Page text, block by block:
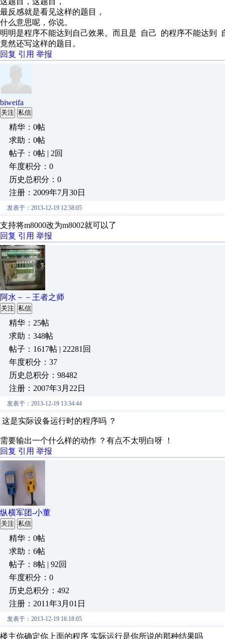
最反感就是看见这样的题目，
什么意思呢，你说。
明明是程序不能达到自己效果。而且是 自己 的程序不能达到
竟然还写这样的题目。
回复 引用 举报
biweifa
关注 私信
精华：0帖
求助：0帖
帖子：0帖 | 2回
年度积分：0
历史总积分：0
注册：2009年7月30日
发表于：2013-12-19 12:58:05
支持将m8000改为m8002就可以了
回复 引用 举报
阿水－－王者之师
关注 私信
精华：25帖
求助：348帖
帖子：1617帖 | 22281回
年度积分：37
历史总积分：98482
注册：2007年3月22日
发表于：2013-12-19 13:34:44
这是实际设备运行时的程序吗 ？
需要输出一个什么样的动作 ？有点不太明白呀 ！
回复 引用 举报
纵横军团-小董
关注 私信
精华：0帖
求助：6帖
帖子：8帖 | 92回
年度积分：0
历史总积分：492
注册：2011年3月01日
发表于：2013-12-19 16:18:05
楼主你确定你上面的程序 实际运行是你所说的那种结果吗